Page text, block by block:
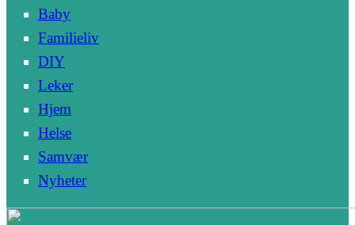
Baby
Familieliv
DIY
Leker
Hjem
Helse
Samvær
Nyheter